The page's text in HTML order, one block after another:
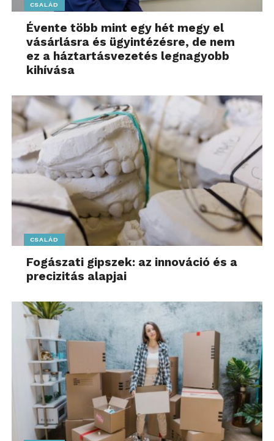
CSALÁD
Évente több mint egy hét megy el
vásárlásra és ügyintézésre, de nem
ez a háztartásvezetés legnagyobb
kihívása
CSALÁD
Fogászati gipszek: az innováció és a
precizitás alapjai